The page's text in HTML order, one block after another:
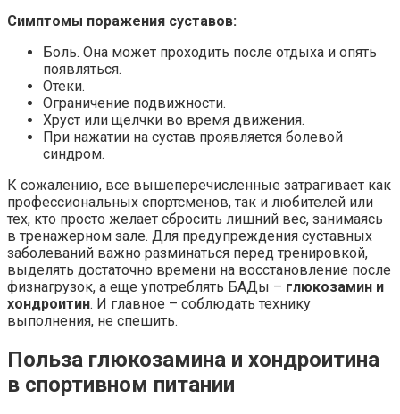
Симптомы поражения суставов:
Боль. Она может проходить после отдыха и опять
появляться.
Отеки.
Ограничение подвижности.
Хруст или щелчки во время движения.
При нажатии на сустав проявляется болевой
синдром.
К сожалению, все вышеперечисленные затрагивает как
профессиональных спортсменов, так и любителей или
тех, кто просто желает сбросить лишний вес, занимаясь
в тренажерном зале. Для предупреждения суставных
заболеваний важно разминаться перед тренировкой,
выделять достаточно времени на восстановление после
физнагрузок, а еще употреблять БАДы – глюкозамин и
хондроитин. И главное – соблюдать технику
выполнения, не спешить.
Польза глюкозамина и хондроитина
в спортивном питании